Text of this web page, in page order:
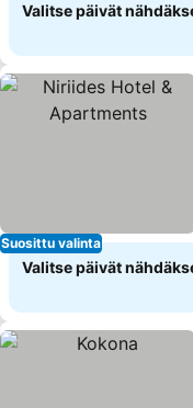
Valitse päivät
Suosittu valinta
Valitse päivät